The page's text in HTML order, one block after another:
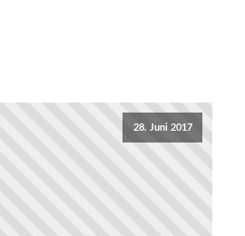
28. Juni 2017